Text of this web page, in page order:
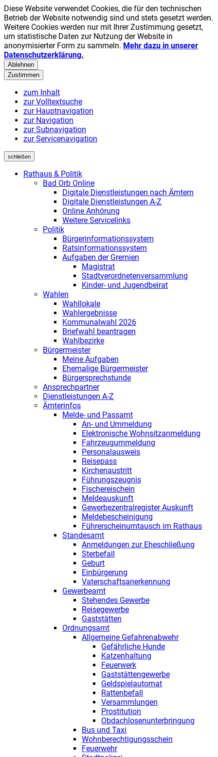
Diese Website verwendet Cookies, die für den technischen
Betrieb der Website notwendig sind und stets gesetzt werden.
Weitere Cookies werden nur mit Ihrer Zustimmung gesetzt,
um statistische Daten zur Nutzung der Website in
anonymisierter Form zu sammeln. Mehr dazu in unserer
Datenschutzerklärung.
Ablehnen
Zustimmen
zum Inhalt
zur Volltextsuche
zur Hauptnavigation
zur Navigation
zur Subnavigation
zur Servicenavigation
schließen
Rathaus & Politik
Bad Orb Online
Digitale Dienstleistungen nach Ämtern
Digitale Dienstleistungen A-Z
Online Anhörung
Weitere Servicelinks
Politik
Bürgerinformationssystem
Ratsinformationssystem
Aufgaben der Gremien
Magistrat
Stadtverordnetenversammlung
Kinder- und Jugendbeirat
Wahlen
Wahllokale
Wahlergebnisse
Kommunalwahl 2026
Briefwahl beantragen
Wahlbezirke
Bürgermeister
Meine Aufgaben
Ehemalige Bürgermeister
Bürgersprechstunde
Ansprechpartner
Dienstleistungen A-Z
Ämterinfos
Melde- und Passamt
An- und Ummeldung
Elektronische Wohnsitzanmeldung
Fahrzeugummeldung
Personalausweis
Reisepass
Kirchenaustritt
Führungszeugnis
Fischereischein
Meldeauskunft
Gewerbezentralregister Auskunft
Meldebescheinigung
Führerscheinumtausch im Rathaus
Standesamt
Anmeldungen zur Eheschließung
Sterbefall
Geburt
Einbürgerung
Vaterschaftsanerkennung
Gewerbeamt
Stehendes Gewerbe
Reisegewerbe
Gaststätten
Ordnungsamt
Allgemeine Gefahrenabwehr
Gefährliche Hunde
Katzenhaltung
Feuerwerk
Gaststättengewerbe
Geldspielautomat
Rattenbefall
Versammlungen
Prostitution
Obdachlosenunterbringung
Bus und Taxi
Wohnberechtigungsschein
Feuerwehr